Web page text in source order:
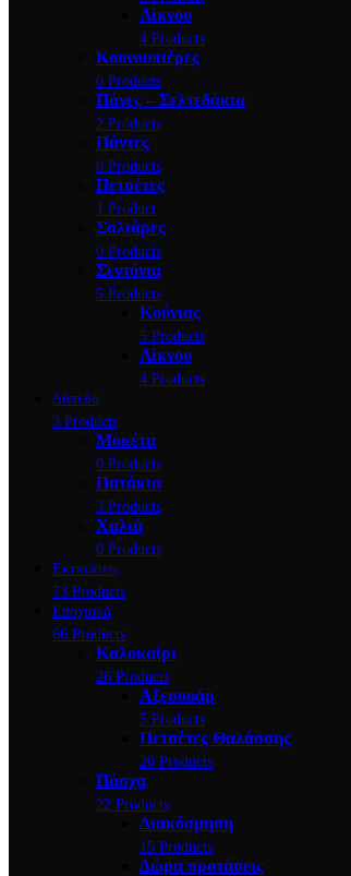
Λίκνου
4 Products
Κουνουπιέρες
0 Products
Πάνες – Σελτεδάκια
2 Products
Πάντες
0 Products
Πετσέτες
1 Product
Σαλιάρες
0 Products
Σεντόνια
5 Products
Κούνιας
5 Products
Λίκνου
4 Products
Δάπεδο
3 Products
Μοκέτα
0 Products
Πατάκια
3 Products
Χαλιά
0 Products
Εκτπώσεις
73 Products
Εποχιακά
66 Products
Kαλοκαίρι
26 Products
Αξεσουάρ
5 Products
Πετσέτες Θαλάσσης
20 Products
Πάσχα
22 Products
Διακόσμηση
15 Products
Δώρα προτάσεις